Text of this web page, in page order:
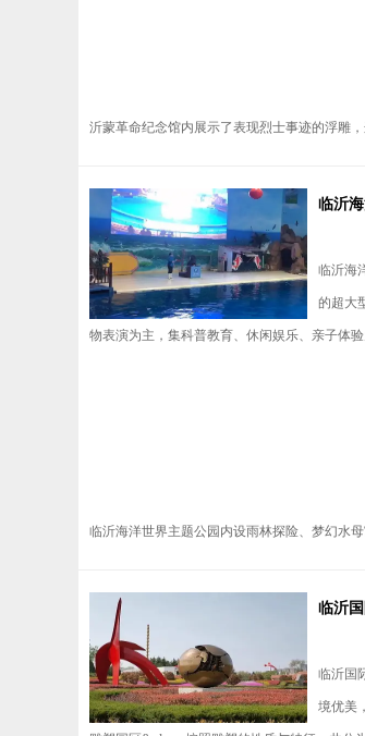
沂蒙革命纪念馆内展示了表现烈士事迹的浮雕
临沂
临沂海
的超大
物表演为主，集科普教育、休闲娱乐、亲子体
临沂海洋世界主题公园内设雨林探险、梦幻水
临沂
临沂国
境优美